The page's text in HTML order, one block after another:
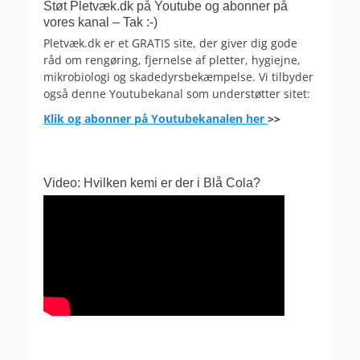
Støt Pletvæk.dk på Youtube og abonner på
vores kanal – Tak :-)
Pletvæk.dk er et GRATIS site, der giver dig gode
råd om rengøring, fjernelse af pletter, hygiejne,
mikrobiologi og skadedyrsbekæmpelse. Vi tilbyder
også denne Youtubekanal som understøtter sitet:
Klik og abonner på Youtubekanalen her >>
Video: Hvilken kemi er der i Blå Cola?